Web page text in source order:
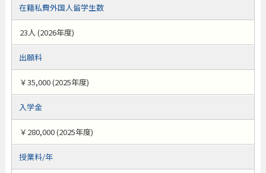
在籍私費外国人留学生数
23人 (2026年度)
出願料
￥35,000 (2025年度)
入学金
￥280,000 (2025年度)
授業料/年